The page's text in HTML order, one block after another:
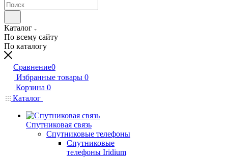
Каталог
По всему сайту
По каталогу
Сравнение0
Избранные товары 0
Корзина 0
Каталог
Спутниковая связь
Спутниковые телефоны
Спутниковые
телефоны Iridium